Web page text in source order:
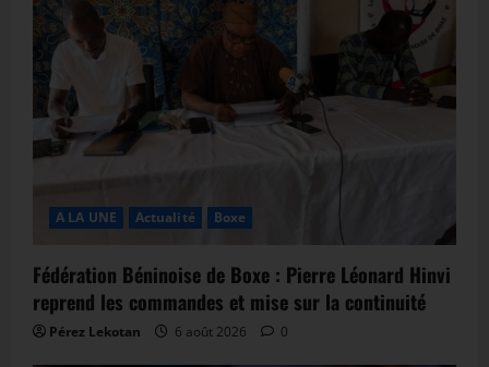
A LA UNE Actualité Boxe
Fédération Béninoise de Boxe : Pierre Léonard Hinvi
reprend les commandes et mise sur la continuité
Pérez Lekotan 6 août 2026 0